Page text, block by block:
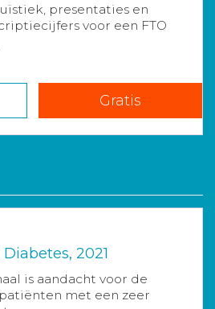
presentaties en
voor een FTO
Gratis
2021
is aandacht voor de
met een zeer